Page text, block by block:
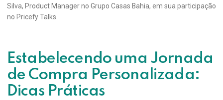
Silva, Product Manager no Grupo Casas Bahia, em sua participação
no Pricefy Talks.
Estabelecendo uma Jornada
de Compra Personalizada:
Dicas Práticas